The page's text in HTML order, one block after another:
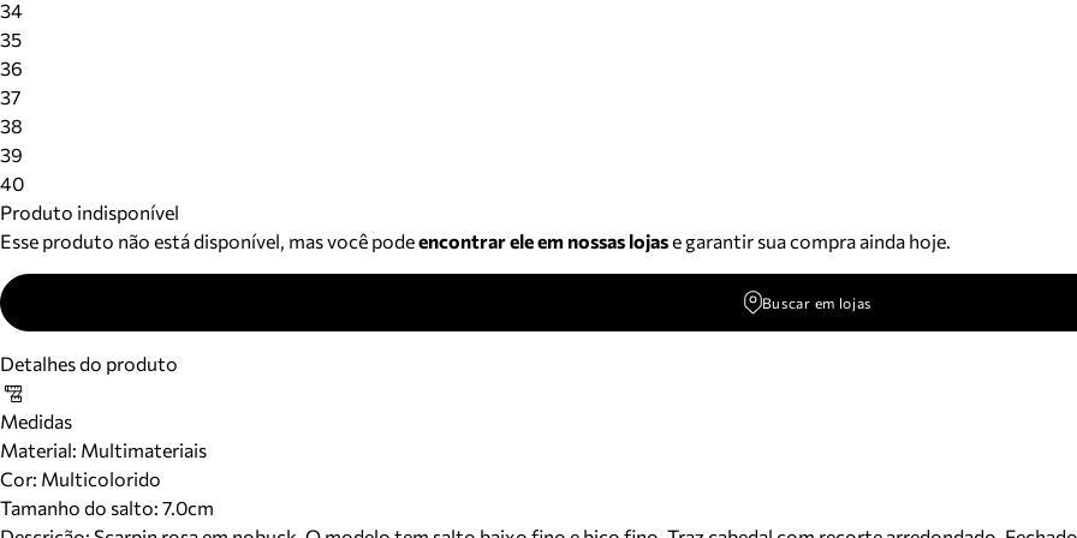
34
35
36
37
38
39
40
Produto indisponível
Esse produto não está disponível, mas você podeencontrar ele em nossas lojase garantir sua compra ainda hoje.
Buscar em lojas
Detalhes do produto
Medidas
Material: Multimateriais
Cor: Multicolorido
Tamanho do salto: 7.0cm